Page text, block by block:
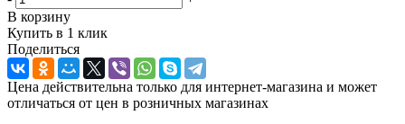
В корзину
Купить в 1 клик
Поделиться
Цена действительна только для интернет-магазина и может
отличаться от цен в розничных магазинах